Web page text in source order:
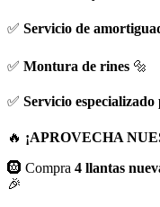
✅ Servicio de
✅ Montura de rines 🔩
✅ Servicio
🔥 ¡APROVECHA
🛞 Compra 4 llantas
🎉